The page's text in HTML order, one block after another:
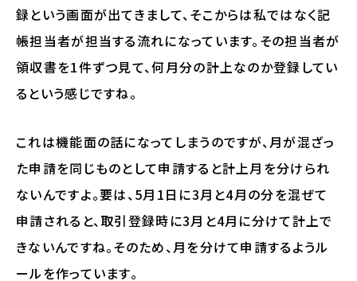
録という画面が出てきまして、そこからは私ではなく記
帳担当者が担当する流れになっています。その担当者が
領収書を1件ずつ見て、何月分の計上なのか登録してい
るという感じですね。
これは機能面の話になってしまうのですが、月が混ざっ
た申請を同じものとして申請すると計上月を分けられ
ないんですよ。要は、5月1日に3月と4月の分を混ぜて
申請されると、取引登録時に3月と4月に分けて計上で
きないんですね。そのため、月を分けて申請するようル
ールを作っています。